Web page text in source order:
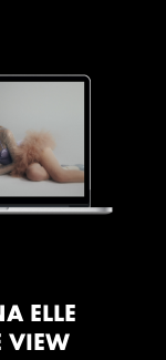
ELLE
VIEW